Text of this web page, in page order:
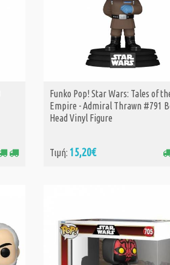
ΑΓΟΡΑ
Funko Pop! Star Wars: Tales of
Empire - Admiral Thrawn #791
Head Vinyl Figure
Τιμή: 15,20€
Funko Pop! Star
The
Marshal
Edition) #718
Head Vinyl
Funko Pop!
Anniversary -
Maul on